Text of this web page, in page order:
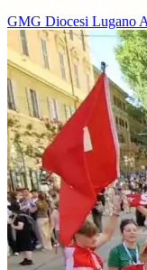
GMG Diocesi Lugano